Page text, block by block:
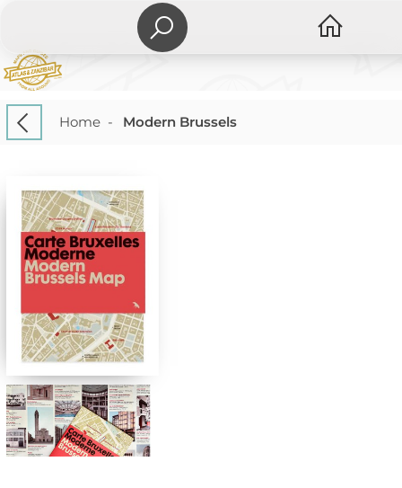
Home- Modern Brussels